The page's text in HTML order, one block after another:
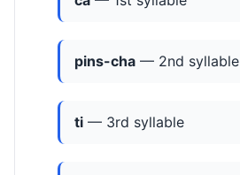
pins-cha — 2nd syllable
ti — 3rd syllable